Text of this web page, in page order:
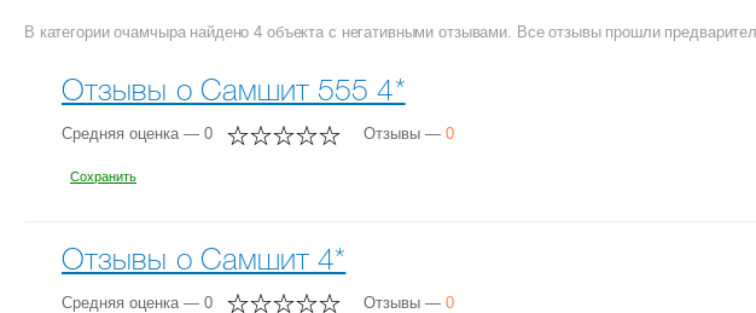
В категории очамчыра найдено 4 объекта с негативными отзывами. Все отзывы прошли
Отзывы о Самшит 555 4*
Средняя оценка — 0 Отзывы — 0
Сохранить
Отзывы о Самшит 4*
Средняя оценка — 0 Отзывы — 0